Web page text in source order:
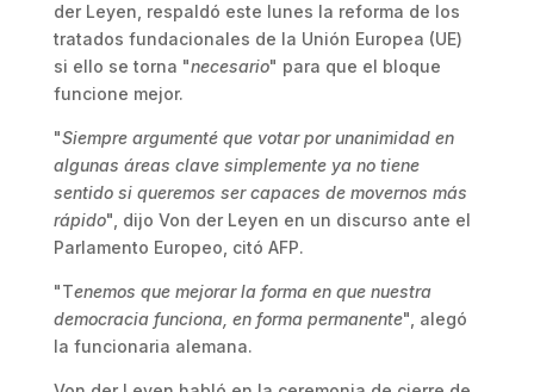
der Leyen, respaldó este lunes la reforma de los
tratados fundacionales de la Unión Europea (UE)
si ello se torna "necesario" para que el bloque
funcione mejor.
"Siempre argumenté que votar por unanimidad en
algunas áreas clave simplemente ya no tiene
sentido si queremos ser capaces de movernos más
rápido", dijo Von der Leyen en un discurso ante el
Parlamento Europeo, citó AFP.
"Tenemos que mejorar la forma en que nuestra
democracia funciona, en forma permanente", alegó
la funcionaria alemana.